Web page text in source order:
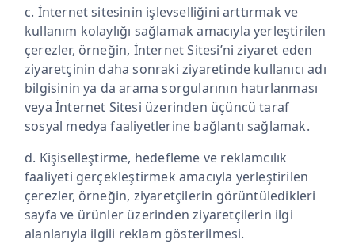
c. İnternet sitesinin işlevselliğini arttırmak ve
kullanım kolaylığı sağlamak amacıyla yerleştirilen
çerezler, örneğin, İnternet Sitesi’ni ziyaret eden
ziyaretçinin daha sonraki ziyaretinde kullanıcı adı
bilgisinin ya da arama sorgularının hatırlanması
veya İnternet Sitesi üzerinden üçüncü taraf
sosyal medya faaliyetlerine bağlantı sağlamak.
d. Kişiselleştirme, hedefleme ve reklamcılık
faaliyeti gerçekleştirmek amacıyla yerleştirilen
çerezler, örneğin, ziyaretçilerin görüntüledikleri
sayfa ve ürünler üzerinden ziyaretçilerin ilgi
alanlarıyla ilgili reklam gösterilmesi.